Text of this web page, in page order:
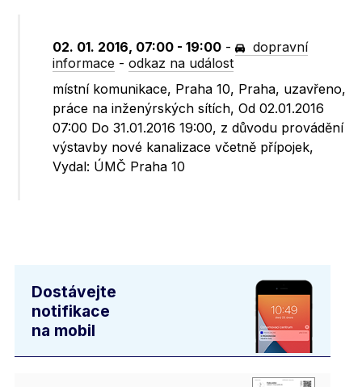
02. 01. 2016, 07:00 - 19:00 -
dopravní
informace -odkaz na událost
místní komunikace, Praha 10, Praha, uzavřeno,
práce na inženýrských sítích, Od 02.01.2016
07:00 Do 31.01.2016 19:00, z důvodu provádění
výstavby nové kanalizace včetně přípojek,
Vydal: ÚMČ Praha 10
Dostávejte
notifikace
na mobil